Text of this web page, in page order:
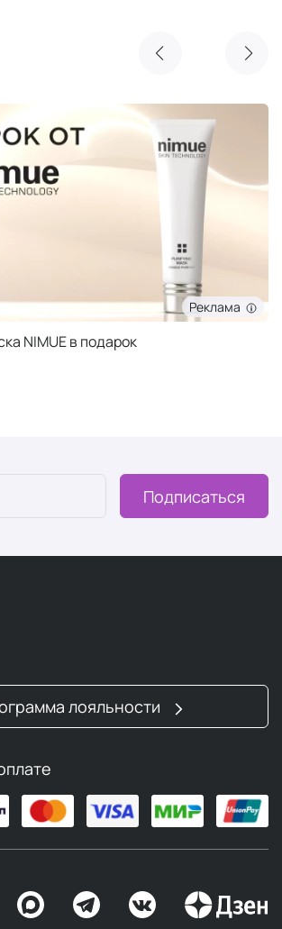
Реклама
NIMUE в подарок
Подписаться
лояльности